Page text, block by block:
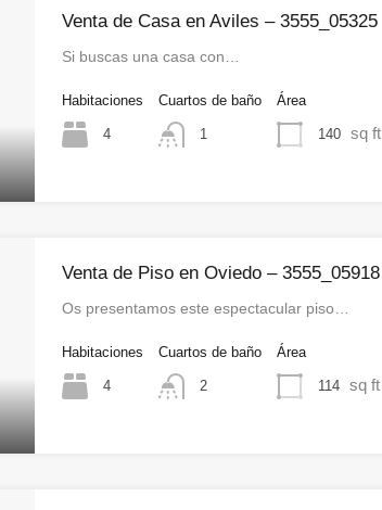
Venta de Casa en Aviles – 3555_05325
Si buscas una casa con…
Habitaciones
4
Cuartos de baño
1
Área
140 sq ft
Venta de Piso en Oviedo – 3555_05918
Os presentamos este espectacular piso…
Habitaciones
4
Cuartos de baño
2
Área
114 sq ft